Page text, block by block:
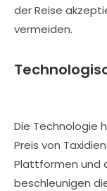
der Reise
vermeiden.
Die Technologie
Preis von
Plattformen und
beschleunigen